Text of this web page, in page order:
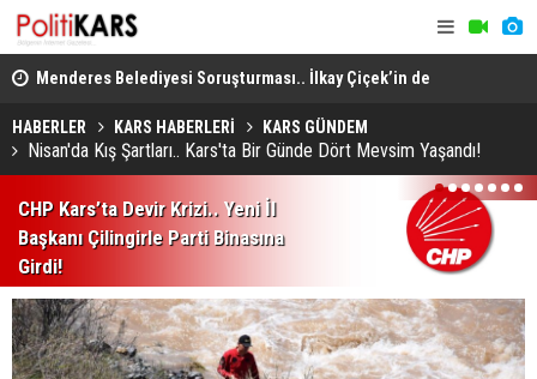
Menderes Belediyesi Soruşturması.. İlkay Çiçek’in de
Aralarında Olduğu 10 Kişi Tutuklandı!
HABERLER KARS HABERLERİ KARS GÜNDEM
Nisan'da Kış Şartları.. Kars'ta Bir Günde Dört Mevsim Yaşandı!
CHP Kars’ta Devir Krizi.. Yeni İl
Başkanı Çilingirle Parti Binasına
Girdi!
1 2 3 4 5 6 7